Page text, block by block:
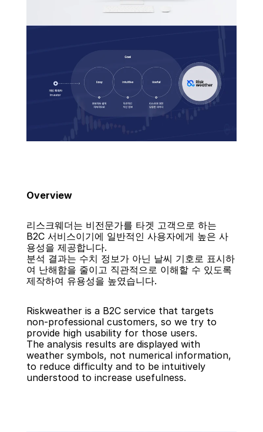
Overview
리스크웨더는 비전문가를 타겟 고객으로 하는
B2C 서비스이기에 일반적인 사용자에게 높은 사
용성을 제공합니다.
분석 결과는 수치 정보가 아닌 날씨 기호로 표시하
여 난해함을 줄이고 직관적으로 이해할 수 있도록
제작하여 유용성을 높였습니다.
Riskweather is a B2C service that targets
non-professional customers, so we try to
provide high usability for those users.
The analysis results are displayed with
weather symbols, not numerical information,
to reduce difficulty and to be intuitively
understood to increase usefulness.